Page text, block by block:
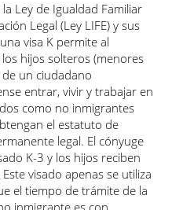
Ley de Igualdad Familiar
Legal (Ley LIFE) y sus
visa K permite al
hijos solteros (menores
un ciudadano
entrar, vivir y trabajar en
como no inmigrantes
el estatuto de
legal. El cónyuge
K-3 y los hijos reciben
visado apenas se utiliza
el tiempo de trámite de la
inmigrante es con